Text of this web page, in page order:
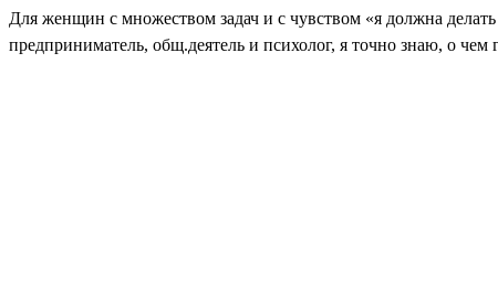
Для женщин с множеством задач и с чувством «я должна
предприниматель, общ.деятель и психолог, я точно знаю, о чем